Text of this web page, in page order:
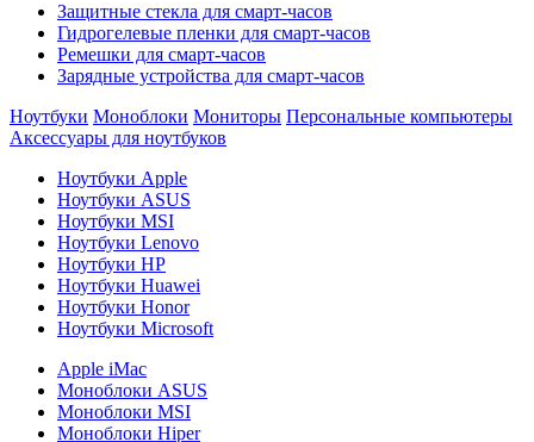
Защитные стекла для смарт-часов
Гидрогелевые пленки для смарт-часов
Ремешки для смарт-часов
Зарядные устройства для смарт-часов
Ноутбуки Моноблоки Мониторы Персональные компьютеры
Аксессуары для ноутбуков
Ноутбуки Apple
Ноутбуки ASUS
Ноутбуки MSI
Ноутбуки Lenovo
Ноутбуки HP
Ноутбуки Huawei
Ноутбуки Honor
Ноутбуки Microsoft
Apple iMac
Моноблоки ASUS
Моноблоки MSI
Моноблоки Hiper